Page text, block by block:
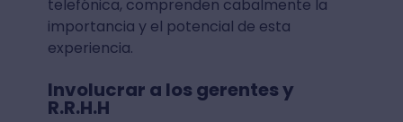
telefónica, comprenden cabalmente la
importancia y el potencial de esta
experiencia.
Involucrar a los gerentes y
R.R.H.H